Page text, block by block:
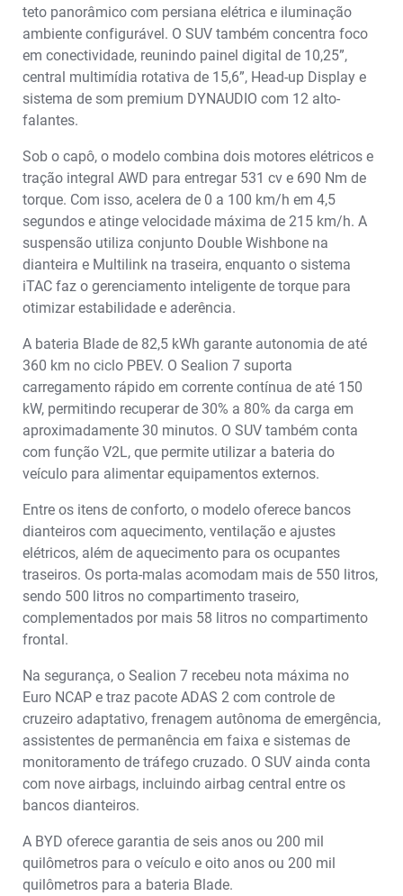
teto panorâmico com persiana elétrica e iluminação
ambiente configurável. O SUV também concentra foco
em conectividade, reunindo painel digital de 10,25”,
central multimídia rotativa de 15,6”, Head-up Display e
sistema de som premium DYNAUDIO com 12 alto-
falantes.
Sob o capô, o modelo combina dois motores elétricos e
tração integral AWD para entregar 531 cv e 690 Nm de
torque. Com isso, acelera de 0 a 100 km/h em 4,5
segundos e atinge velocidade máxima de 215 km/h. A
suspensão utiliza conjunto Double Wishbone na
dianteira e Multilink na traseira, enquanto o sistema
iTAC faz o gerenciamento inteligente de torque para
otimizar estabilidade e aderência.
A bateria Blade de 82,5 kWh garante autonomia de até
360 km no ciclo PBEV. O Sealion 7 suporta
carregamento rápido em corrente contínua de até 150
kW, permitindo recuperar de 30% a 80% da carga em
aproximadamente 30 minutos. O SUV também conta
com função V2L, que permite utilizar a bateria do
veículo para alimentar equipamentos externos.
Entre os itens de conforto, o modelo oferece bancos
dianteiros com aquecimento, ventilação e ajustes
elétricos, além de aquecimento para os ocupantes
traseiros. Os porta-malas acomodam mais de 550 litros,
sendo 500 litros no compartimento traseiro,
complementados por mais 58 litros no compartimento
frontal.
Na segurança, o Sealion 7 recebeu nota máxima no
Euro NCAP e traz pacote ADAS 2 com controle de
cruzeiro adaptativo, frenagem autônoma de emergência,
assistentes de permanência em faixa e sistemas de
monitoramento de tráfego cruzado. O SUV ainda conta
com nove airbags, incluindo airbag central entre os
bancos dianteiros.
A BYD oferece garantia de seis anos ou 200 mil
quilômetros para o veículo e oito anos ou 200 mil
quilômetros para a bateria Blade.